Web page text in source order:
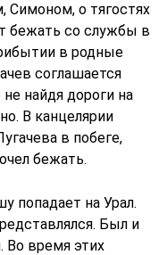
Симоном, о тягостях
бежать со службы в
в родные
соглашается
найдя дороги на
В канцелярии
в побеге,
бежать.
попадает на Урал.
Был и
Во время этих